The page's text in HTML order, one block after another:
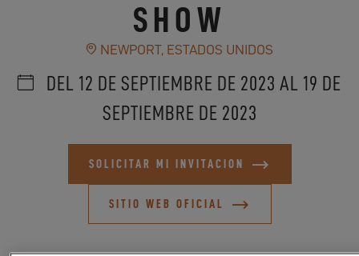
SHOW
NEWPORT, ESTADOS UNIDOS
DEL 12 DE SEPTIEMBRE DE 2023 AL 19 DE
SEPTIEMBRE DE 2023
SOLICITAR MI INVITACION
SITIO WEB OFICIAL